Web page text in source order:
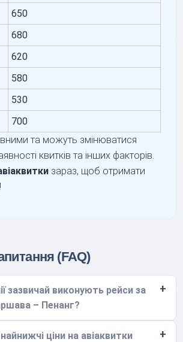
650
680
620
580
530
700
та можуть змінюватися
квитків та інших факторів.
зараз, щоб отримати
(FAQ)
зазвичай виконують рейси за
– Пенанг?
ціни на авіаквитки